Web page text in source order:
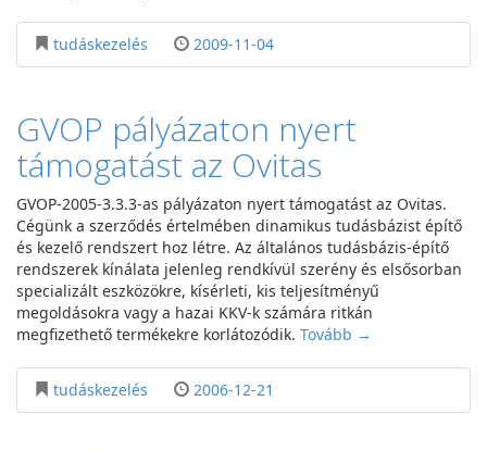
tudáskezelés 2009-11-04
GVOP pályázaton nyert
támogatást az Ovitas
GVOP-2005-3.3.3-as pályázaton nyert támogatást az Ovitas.
Cégünk a szerződés értelmében dinamikus tudásbázist építő
és kezelő rendszert hoz létre. Az általános tudásbázis-építő
rendszerek kínálata jelenleg rendkívül szerény és elsősorban
specializált eszközökre, kísérleti, kis teljesítményű
megoldásokra vagy a hazai KKV-k számára ritkán
megfizethető termékekre korlátozódik. Tovább →
tudáskezelés 2006-12-21